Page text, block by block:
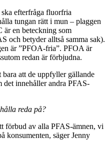
efterfråga fluorfria
tungan rätt i mun – plaggen
är en beteckning som
och betyder alltså samma sak).
är ”PFOA-fria”. PFOA är
redan är förbjudna.
att de uppfyller gällande
det innehåller andra PFAS-
reda på?
förbud av alla PFAS-ämnen, vi
konsumenten, säger Jenny